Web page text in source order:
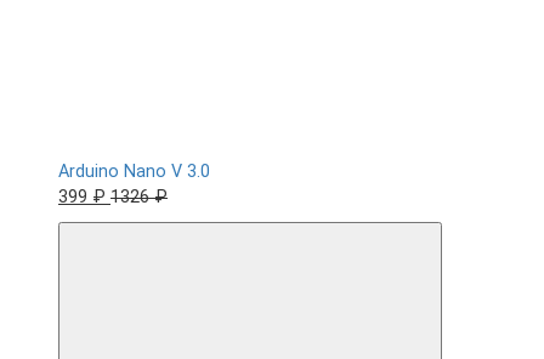
Arduino Nano V 3.0
399 ₽ 1326 ₽